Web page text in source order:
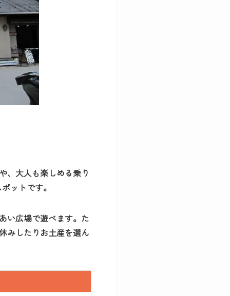
、大人も楽しめる乗り
ットです。
い広場で遊べます。た
みしたりお土産を選ん